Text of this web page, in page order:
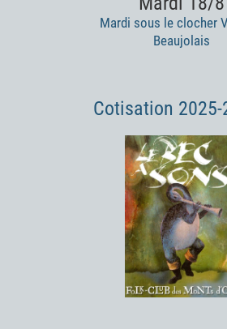
Mardi sous le clocher
Beaujolais
Cotisation 2025-